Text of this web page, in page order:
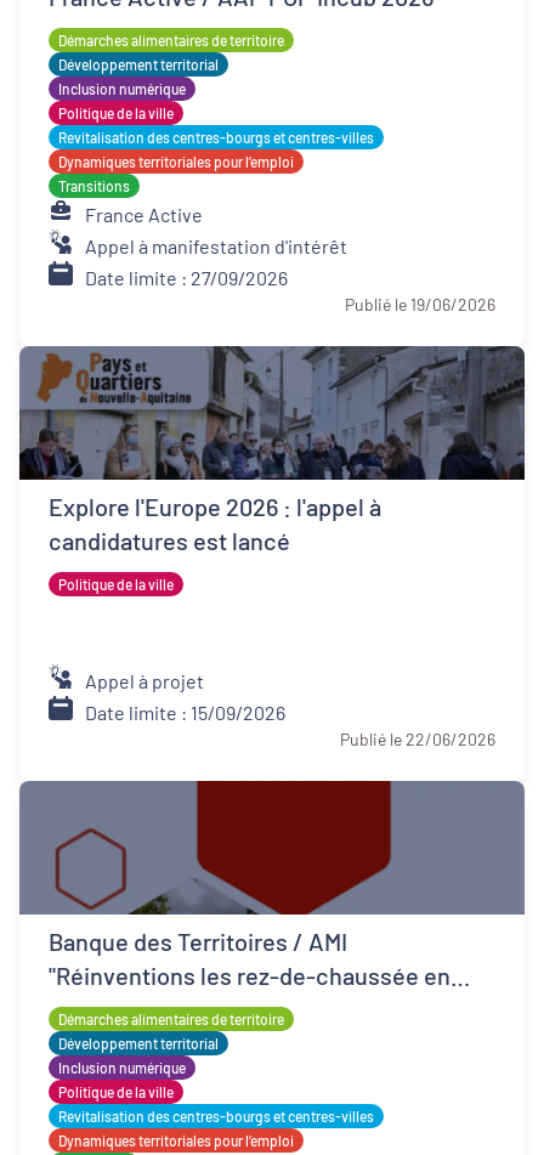
Démarches alimentaires de territoire
Développement territorial
Inclusion numérique
Politique de la ville
Revitalisation des centres-bourgs et centres-villes
Dynamiques territoriales pour l’emploi
Transitions
France Active
Appel à manifestation d'intérêt
Date limite : 27/09/2026
Publié le 19/06/2026
Explore l'Europe 2026 : l'appel à
candidatures est lancé
Politique de la ville
Appel à projet
Date limite : 15/09/2026
Publié le 22/06/2026
Banque des Territoires / AMI
"Réinventions les rez-de-chaussée en
QPV"
Démarches alimentaires de territoire
Développement territorial
Inclusion numérique
Politique de la ville
Revitalisation des centres-bourgs et centres-villes
Dynamiques territoriales pour l’emploi